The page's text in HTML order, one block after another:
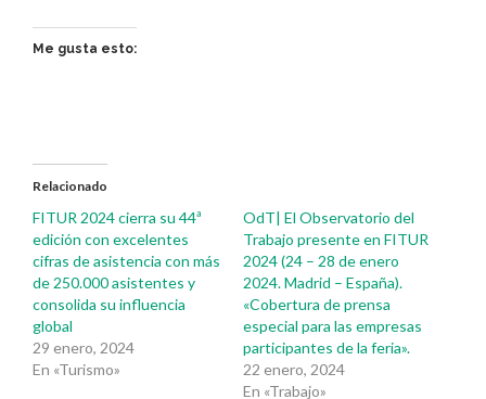
Me gusta esto:
Relacionado
FITUR 2024 cierra su 44ª
edición con excelentes
cifras de asistencia con más
de 250.000 asistentes y
consolida su influencia
global
29 enero, 2024
En «Turismo»
OdT| El Observatorio del
Trabajo presente en FITUR
2024 (24 – 28 de enero
2024. Madrid – España).
«Cobertura de prensa
especial para las empresas
participantes de la feria».
22 enero, 2024
En «Trabajo»